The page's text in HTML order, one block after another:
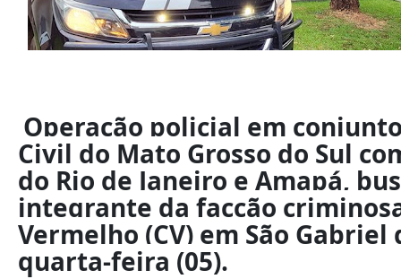
Operação policial em
Civil do Mato Grosso do Sul
do Rio de Janeiro e Amapá,
integrante da facção
Vermelho (CV) em São
quarta-feira (05).